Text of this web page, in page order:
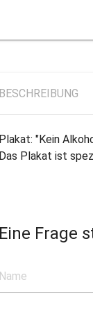
BESCHREIBUNG
Plakat: "Kein
Das Plakat ist
Eine Frage